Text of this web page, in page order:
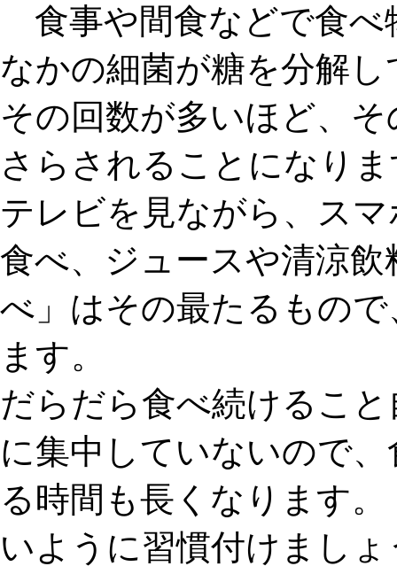
食事や間食などで食べ
なかの細菌が糖を分解
その回数が多いほど、そ
さらされることになり
テレビを見ながら、ス
食べ、ジュースや清涼
べ 」はその最たるもの
ます。
だらだら食べ続けるこ
に集中していないので
る時間も長くなります
いように習慣付けましょ